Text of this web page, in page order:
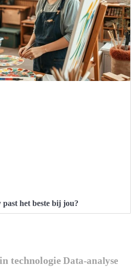
het beste bij jou?
technologieData-analyse